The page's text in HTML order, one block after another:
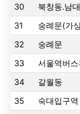
30
북창동.남
31
숭례문(가
32
숭례문
33
서울역버
34
갈월동
35
숙대입구역